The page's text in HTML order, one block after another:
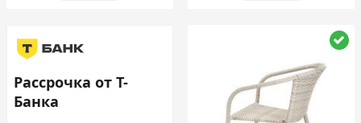
Рассрочка от Т-
Банка